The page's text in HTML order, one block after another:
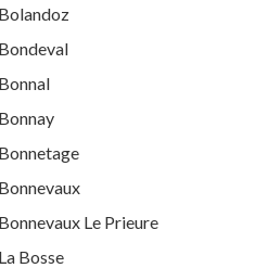
Le Prieure
Bosse